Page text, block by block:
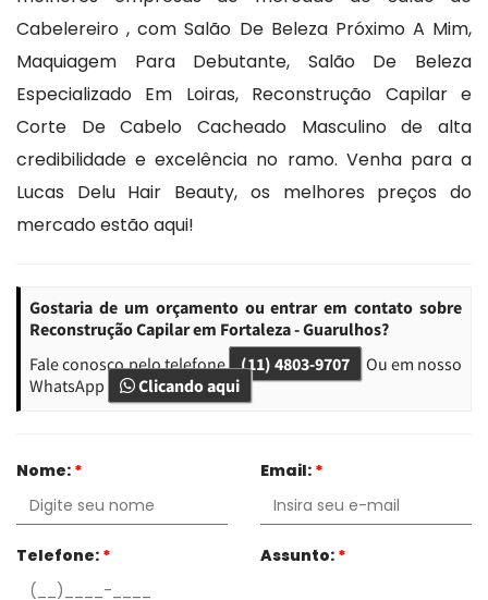
Cabelereiro , com Salão De Beleza Próximo A Mim,
Maquiagem Para Debutante, Salão De Beleza
Especializado Em Loiras, Reconstrução Capilar e
Corte De Cabelo Cacheado Masculino de alta
credibilidade e excelência no ramo. Venha para a
Lucas Delu Hair Beauty, os melhores preços do
mercado estão aqui!
Gostaria de um orçamento ou entrar em contato sobre
Reconstrução Capilar em Fortaleza - Guarulhos?
Fale conosco pelo telefone (11) 4803-9707
Ou em nosso
WhatsApp
Clicando aqui
Nome: * Email: *
Telefone: * Assunto: *